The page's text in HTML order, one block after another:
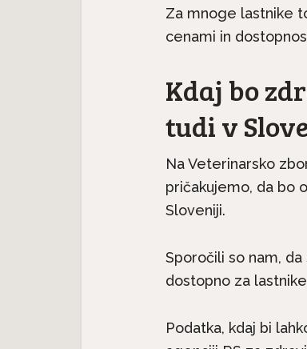
Za mnoge lastnike
cenami in
Kdaj bo
tudi v
Na Veterinarsko
pričakujemo, da bo
Sloveniji.
Sporočili so nam,
dostopno za
Podatka, kdaj bi